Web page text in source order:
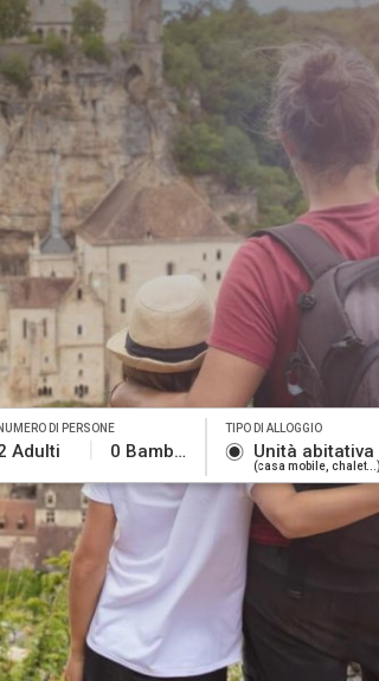
NUMERO DI PERSONE
Adulti 0 Bambini
TIPO DI ALLOGGIO
Unità abitativa
casa mobile, chalet...